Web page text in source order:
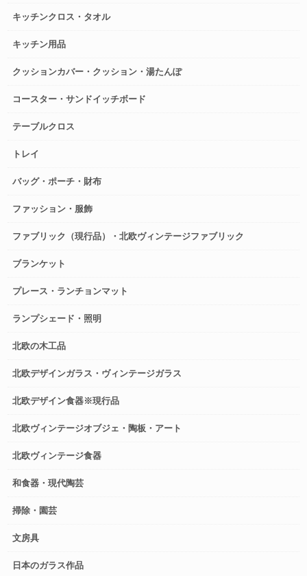
キッチンクロス・タオル
キッチン用品
クッションカバー・クッション・湯たんぽ
コースター・サンドイッチボード
テーブルクロス
トレイ
バッグ・ポーチ・財布
ファッション・服飾
ファブリック（現行品）・北欧ヴィンテージファブリック
ブランケット
プレース・ランチョンマット
ランプシェード・照明
北欧の木工品
北欧デザインガラス・ヴィンテージガラス
北欧デザイン食器※現行品
北欧ヴィンテージオブジェ・陶板・アート
北欧ヴィンテージ食器
和食器・現代陶芸
掃除・園芸
文房具
日本のガラス作品